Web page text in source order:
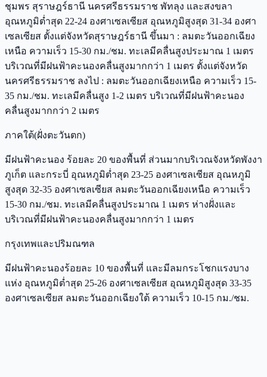
ชุมพร สุราษฎร์ธานี นครศรีธรรมราช พัทลุง และสงขลา
อุณหภูมิต่ำสุด 22-24 องศาเซลเซียส อุณหภูมิสูงสุด 31-34 องศา
เซลเซียส ตั้งแต่จังหวัดสุราษฎร์ธานี ขึ้นมา : ลมตะวันออกเฉียง
เหนือ ความเร็ว 15-30 กม./ชม. ทะเลมีคลื่นสูงประมาณ 1 เมตร
บริเวณที่มีฝนฟ้าคะนองคลื่นสูงมากกว่า 1 เมตร ตั้งแต่จังหวัด
นครศรีธรรมราช ลงไป : ลมตะวันออกเฉียงเหนือ ความเร็ว 15-
35 กม./ชม. ทะเลมีคลื่นสูง 1-2 เมตร บริเวณที่มีฝนฟ้าคะนอง
คลื่นสูงมากกว่า 2 เมตร
ภาคใต้(ฝั่งตะวันตก)
มีฝนฟ้าคะนอง ร้อยละ 20 ของพื้นที่ ส่วนมากบริเวณจังหวัดพังงา
ภูเก็ต และกระบี่ อุณหภูมิต่ำสุด 23-25 องศาเซลเซียส อุณหภูมิ
สูงสุด 32-35 องศาเซลเซียส ลมตะวันออกเฉียงเหนือ ความเร็ว
15-30 กม./ชม. ทะเลมีคลื่นสูงประมาณ 1 เมตร ห่างฝั่งและ
บริเวณที่มีฝนฟ้าคะนองคลื่นสูงมากกว่า 1 เมตร
กรุงเทพและปริมณฑล
มีฝนฟ้าคะนองร้อยละ 10 ของพื้นที่ และมีลมกระโชกแรงบาง
แห่ง อุณหภูมิต่ำสุด 25-26 องศาเซลเซียส อุณหภูมิสูงสุด 33-35
องศาเซลเซียส ลมตะวันออกเฉียงใต้ ความเร็ว 10-15 กม./ชม.